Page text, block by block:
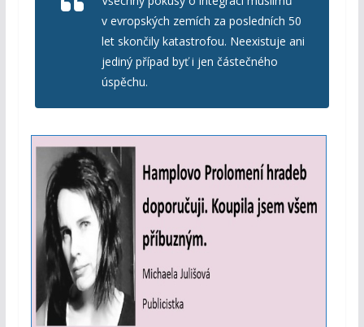
v evropských zemích za posledních 50
let skončily katastrofou. Neexistuje ani
jediný případ byť i jen částečného
úspěchu.